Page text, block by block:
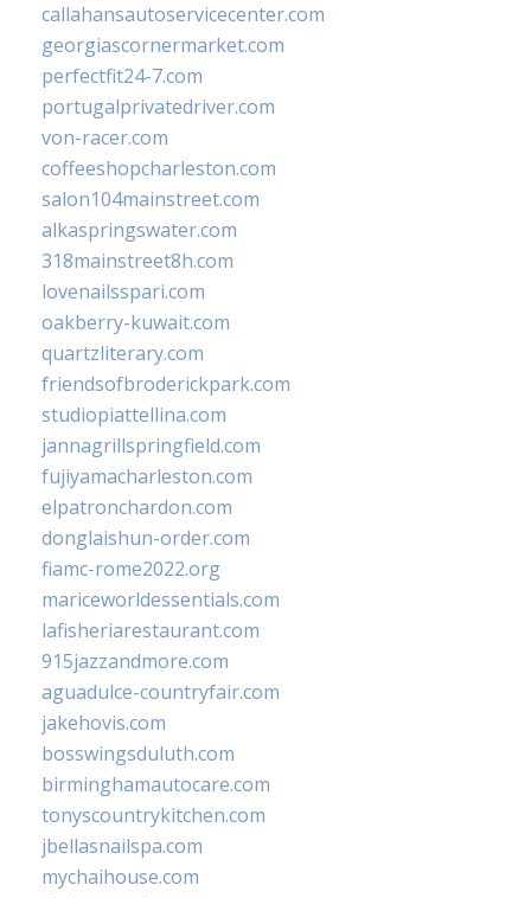
callahansautoservicecenter.com
georgiascornermarket.com
perfectfit24-7.com
portugalprivatedriver.com
von-racer.com
coffeeshopcharleston.com
salon104mainstreet.com
alkaspringswater.com
318mainstreet8h.com
lovenailsspari.com
oakberry-kuwait.com
quartzliterary.com
friendsofbroderickpark.com
studiopiattellina.com
jannagrillspringfield.com
fujiyamacharleston.com
elpatronchardon.com
donglaishun-order.com
fiamc-rome2022.org
mariceworldessentials.com
lafisheriarestaurant.com
915jazzandmore.com
aguadulce-countryfair.com
jakehovis.com
bosswingsduluth.com
birminghamautocare.com
tonyscountrykitchen.com
jbellasnailspa.com
mychaihouse.com